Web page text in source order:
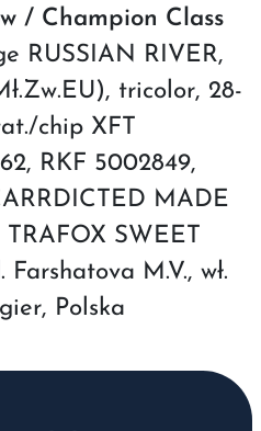
/ Champion Class
RUSSIAN RIVER,
tricolor, 28-
chip XFT
RKF 5002849,
MADE
SWEET
M.V., wł.
Polska